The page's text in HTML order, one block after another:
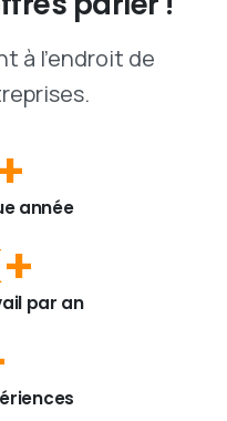
à l'endroit de
année
par an